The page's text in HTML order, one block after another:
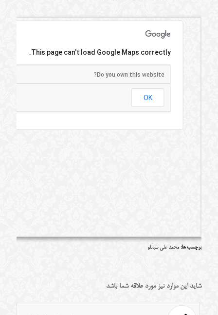
This page can't load Google Maps correctly.
Do you own this website?
OK
برچسب ها: محمد علی سپانلو
شاید این موارد نیز مورد علاقه شما باشد